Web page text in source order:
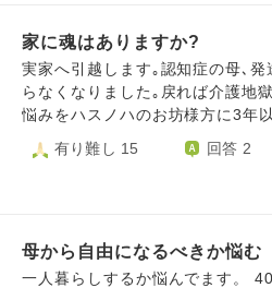
除はやろうと思ったらできる、そ
のが気に触ったのでしょうか。
部屋が汚かったらという心配と、
いたいという気持ちからでした。
とき、ういった心持ちで母と接す
も... 正直これを機会に家を出よう
選択も上手くいくかどうか... 今
渉が多い人だったのでフラストレ
あります この年でバイトの自分
て正直人生に疲れた...仕事にも
家に魂はありますか?
実家へ引越します｡認知症の母､
らなくなりました｡戻れば介護地
悩みをハスノハのお坊様方に3年
当にありがとうございます 実家は築60年超え｡1階は母と兄｡
私は2階に引越し｡母と兄は物を
なら長年物屋敷にされ朽ち果てた
持ちしてくれますか?引越しても
有り難し 15 回答 2
母から自由になるべきか悩む
一人暮らしするか悩んでます。